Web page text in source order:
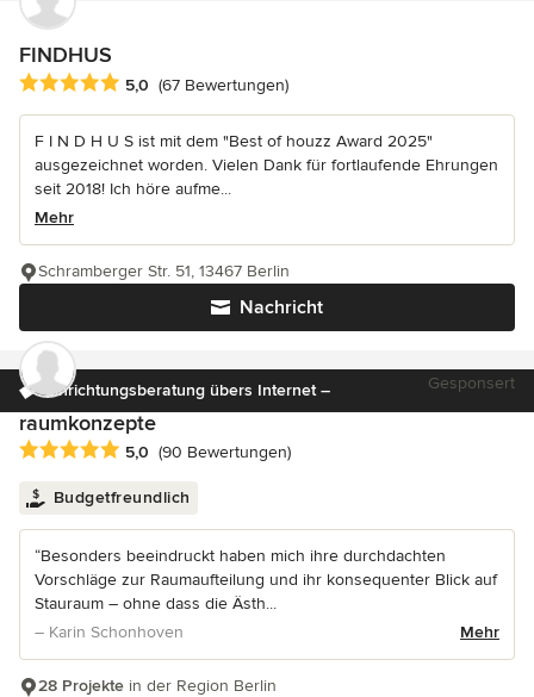
FINDHUS
Durchschnittliche Bewertung: 5 von 5 Sternen
5,0 (67 Bewertungen)
F I N D H U S ist mit dem "Best of houzz Award 2025"
ausgezeichnet worden. Vielen Dank für fortlaufende Ehrungen
seit 2018! Ich höre aufme...
Mehr
Nachricht
Schramberger Str. 51, 13467 Berlin
Einrichtungsberatung übers Internet – Gesponsert
raumkonzepte
Durchschnittliche Bewertung: 5 von 5 Sternen
5,0 (90 Bewertungen)
Budgetfreundlich
“Besonders beeindruckt haben mich ihre durchdachten
Vorschläge zur Raumaufteilung und ihr konsequenter Blick auf
Stauraum – ohne dass die Ästh...
– Karin Schonhoven
Mehr
28 Projekte in der Region Berlin